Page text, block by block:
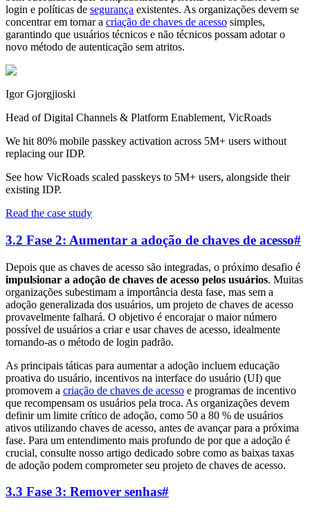
login e políticas de segurança existentes. As organizações devem se
concentrar em tornar a criação de chaves de acesso simples,
garantindo que usuários técnicos e não técnicos possam adotar o
novo método de autenticação sem atritos.
Igor Gjorgjioski
Head of Digital Channels & Platform Enablement, VicRoads
We hit 80% mobile passkey activation across 5M+ users without
replacing our IDP.
See how VicRoads scaled passkeys to 5M+ users, alongside their
existing IDP.
Read the case study
3.2 Fase 2: Aumentar a adoção de chaves de acesso#
Depois que as chaves de acesso são integradas, o próximo desafio é
impulsionar a adoção de chaves de acesso pelos usuários. Muitas
organizações subestimam a importância desta fase, mas sem a
adoção generalizada dos usuários, um projeto de chaves de acesso
provavelmente falhará. O objetivo é encorajar o maior número
possível de usuários a criar e usar chaves de acesso, idealmente
tornando-as o método de login padrão.
As principais táticas para aumentar a adoção incluem educação
proativa do usuário, incentivos na interface do usuário (UI) que
promovem a criação de chaves de acesso e programas de incentivo
que recompensam os usuários pela troca. As organizações devem
definir um limite crítico de adoção, como 50 a 80 % de usuários
ativos utilizando chaves de acesso, antes de avançar para a próxima
fase. Para um entendimento mais profundo de por que a adoção é
crucial, consulte nosso artigo dedicado sobre como as baixas taxas
de adoção podem comprometer seu projeto de chaves de acesso.
3.3 Fase 3: Remover senhas#